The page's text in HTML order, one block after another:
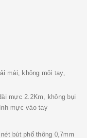
mái, không mỏi tay,
mực 2.2Km, không bụi
mực vào tay
bút phổ thông 0,7mm